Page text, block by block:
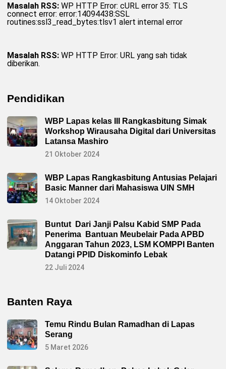
Masalah RSS: WP HTTP Error: cURL error 35: TLS
connect error: error:14094438:SSL
routines:ssl3_read_bytes:tlsv1 alert internal error
Masalah RSS: WP HTTP Error: URL yang sah tidak
diberikan.
Pendidikan
WBP Lapas kelas III Rangkasbitung Simak
Workshop Wirausaha Digital dari Universitas
Latansa Mashiro
21 Oktober 2024
WBP Lapas Rangkasbitung Antusias Pelajari
Basic Manner dari Mahasiswa UIN SMH
14 Oktober 2024
Buntut Dari Janji Palsu Kabid SMP Pada
Penerima Bantuan Meubelair Pada APBD
Anggaran Tahun 2023, LSM KOMPPI Banten
Datangi PPID Diskominfo Lebak
22 Juli 2024
Banten Raya
Temu Rindu Bulan Ramadhan di Lapas
Serang
5 Maret 2026